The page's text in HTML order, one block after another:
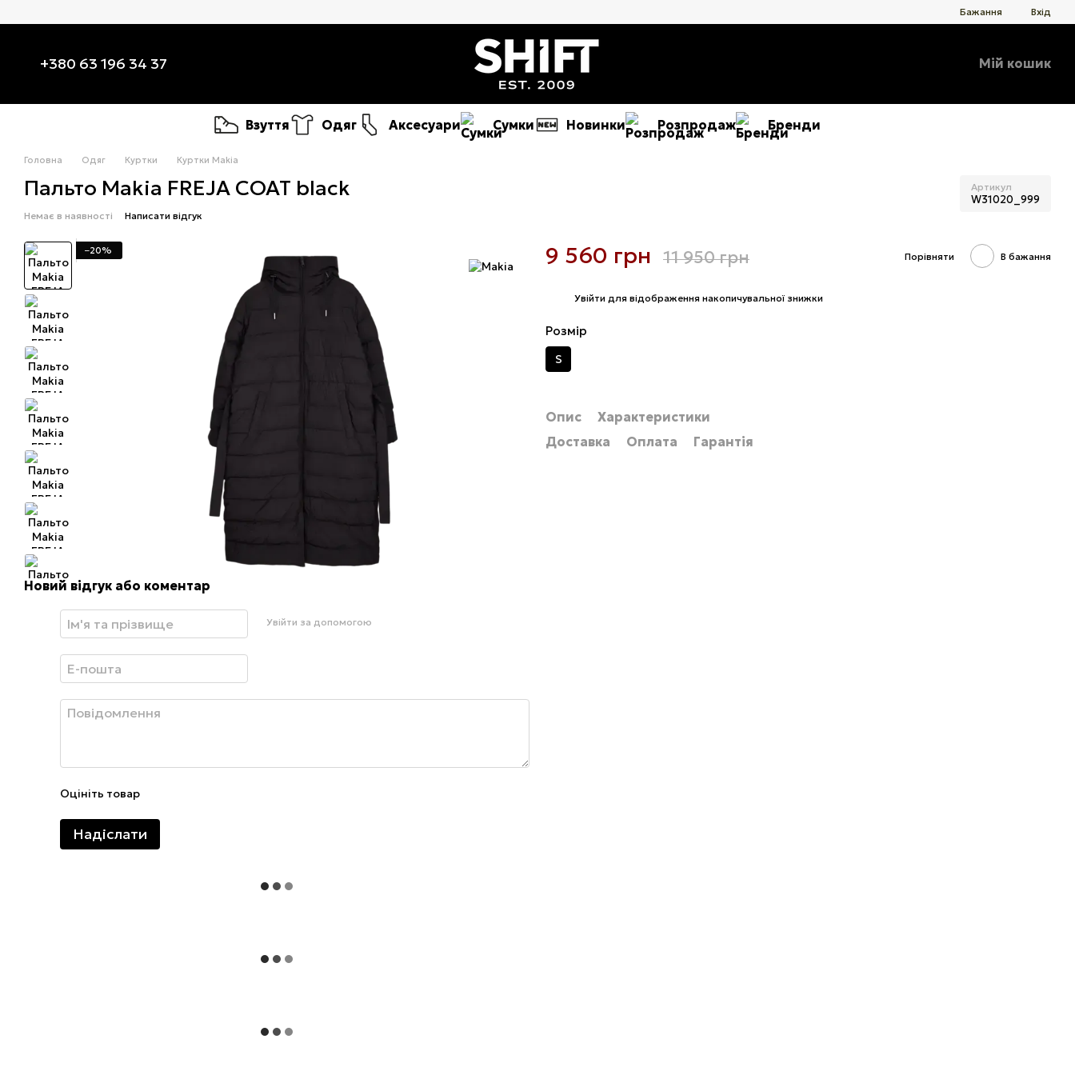
Бажання Вхід
+380 63 196 34 37 Мій кошик
Взуття Одяг Аксесуари Сумки Новинки Розпродаж Бренди
Головна Одяг Куртки Куртки Makia
Пальто Makia FREJA COAT black Артикул
W31020_999
Немає в наявності Написати відгук
−20%
Новий відгук або коментар
Увійти за допомогою
Оцініть товар
Надіслати
9 560 грн 11 950 грн Порівняти В бажання
Увійти для відображення накопичувальної знижки
Розмір
S
Опис
Характеристики
Доставка
Оплата Гарантія